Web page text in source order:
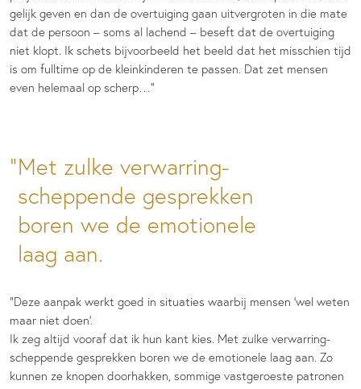
gelijk geven en dan de overtuiging gaan uitvergroten in die mate
dat de persoon – soms al lachend – beseft dat de overtuiging
niet klopt. Ik schets bijvoorbeeld het beeld dat het misschien tijd
is om fulltime op de kleinkinderen te passen. Dat zet mensen
even helemaal op scherp…”
Met zulke verwarring-
scheppende gesprekken
boren we de emotionele
laag aan.
“Deze aanpak werkt goed in situaties waarbij mensen ‘wel weten
maar niet doen’.
Ik zeg altijd vooraf dat ik hun kant kies. Met zulke verwarring-
scheppende gesprekken boren we de emotionele laag aan. Zo
kunnen ze knopen doorhakken, sommige vastgeroeste patronen